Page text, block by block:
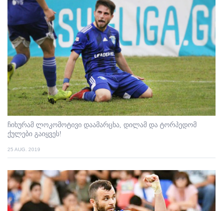
ჩიხურამ ლოკომოტივი დაამარცხა, დილამ და ტორპედომ
ქულები გაიყვეს!
25 AUG. 2019